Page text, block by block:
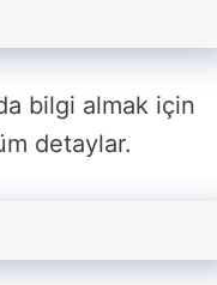
bilgi almak için
detaylar.